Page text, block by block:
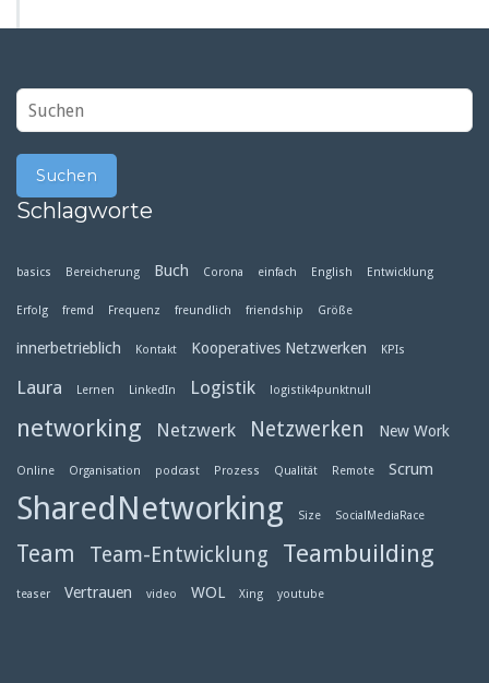
Schlagworte
basics Bereicherung Buch Corona einfach English Entwicklung
Erfolg fremd Frequenz freundlich friendship Größe
innerbetrieblich Kontakt Kooperatives Netzwerken KPIs
Laura Lernen LinkedIn Logistik logistik4punktnull
networking Netzwerk Netzwerken New Work
Online Organisation podcast Prozess Qualität Remote Scrum
SharedNetworking Size SocialMediaRace
Team Team-Entwicklung Teambuilding
teaser Vertrauen video WOL Xing youtube